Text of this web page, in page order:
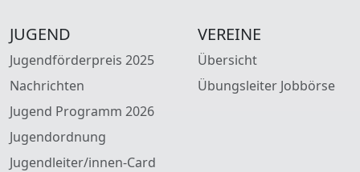
JUGEND
Jugendförderpreis 2025
Nachrichten
Jugend Programm 2026
Jugendordnung
Jugendleiter/innen-Card
VEREINE
Übersicht
Übungsleiter Jobbörse